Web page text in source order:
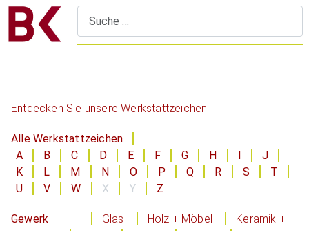
Entdecken Sie unsere Werkstattzeichen:
Alle Werkstattzeichen
A
B C D E F G H
J
K
L M N O P Q R S
T
U
V W X Y Z
Gewerk Glas Holz + Möbel
Keramik +